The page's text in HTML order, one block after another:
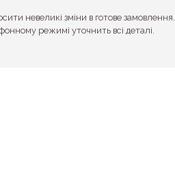
невеликі зміни в готове замовлення.
режимі уточнить всі деталі.